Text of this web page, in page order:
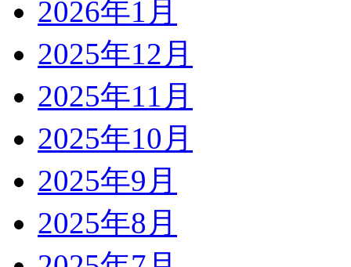
2026年1月
2025年12月
2025年11月
2025年10月
2025年9月
2025年8月